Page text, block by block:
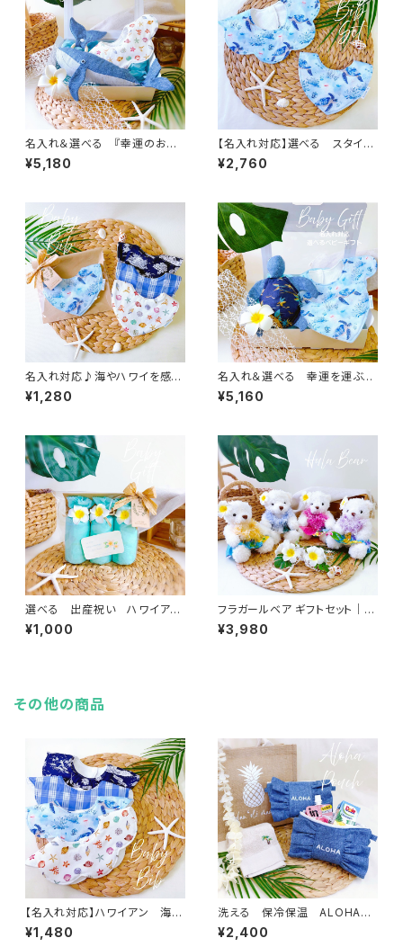
名入れ＆選べる 『幸運のお守
りクジラ』 ベビーギフト３点セ
ット フラワースタイ ／
¥5,180
【名入れ対応】選べる スタイ２
枚セット ／ ハワイや海を感
じる 海 貝 ホヌ ヤシ
¥2,760
名入れ対応♪海やハワイを感じ
る ダブルボタンスタイ ベビ
ーギフト ／ 海 貝 ホヌ
¥1,280
名入れ＆選べる 幸運を運ぶホ
ヌ ２種類のスタイ ベビー
ギフト３点セット ／ 海
¥5,160
選べる 出産祝い ハワイアン
おむつギフト /ちゅとした贈り
物 貝 海 プルメリア パイ
¥1,000
フラガールベア ギフトセット｜選
べるレイ＆パウスカート付き
（花束＆ボックス付）
¥3,980
その他の商品
【名入れ対応】ハワイアン 海を
感じる 360° フラワースタ
イ ／ ベビーギフト 出産祝
¥1,480
洗える 保冷保温 ALOHA
ふんわりフリルポーチ ／
ラッピング ハワイアン ギフト
¥2,400